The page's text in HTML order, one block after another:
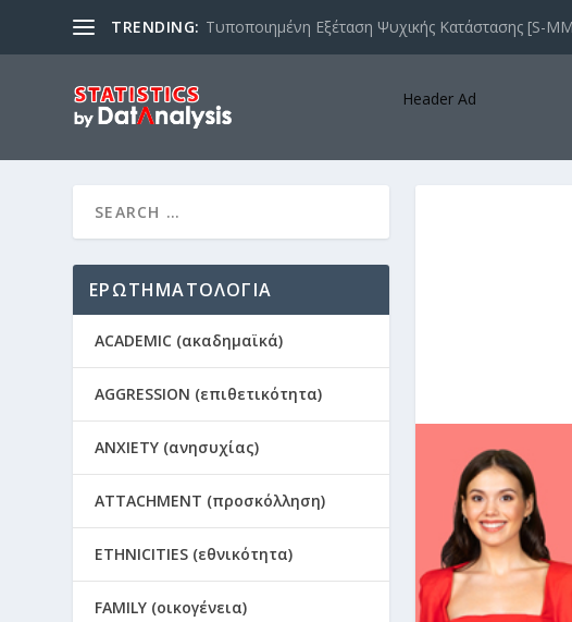
TRENDING: Τυποποιημένη Εξέταση Ψυχικής Κατάστασης [S-
Header Ad
ΕΡΩΤΗΜΑΤΟΛΟΓΙΑ
ACADEMIC (ακαδημαϊκά)
AGGRESSION (επιθετικότητα)
ANXIETY (ανησυχίας)
ATTACHMENT (προσκόλληση)
ETHNICITIES (εθνικότητα)
FAMILY (οικογένεια)